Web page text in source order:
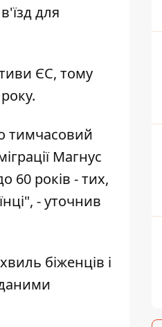
для
ЄС, тому
тимчасовий
Магнус
60 років - тих,
- уточнив
біженців і